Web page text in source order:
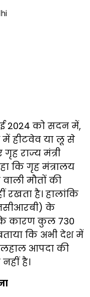
2024 को सदन में,
हीटवेव या लू से
राज्य मंत्री
कि गृह मंत्रालय
मौतों की
रखता है। हालांकि
के
के कारण कुल 730
कि अभी देश में
आपदा की
है।